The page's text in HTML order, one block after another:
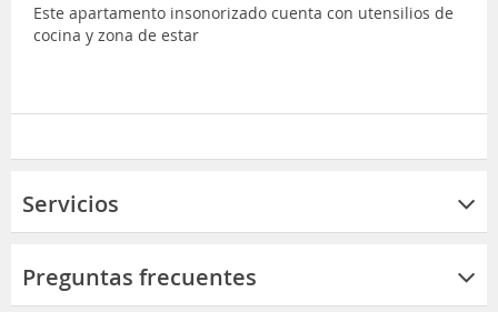
Este apartamento insonorizado cuenta con utensilios de
cocina y zona de estar
Servicios
Preguntas frecuentes